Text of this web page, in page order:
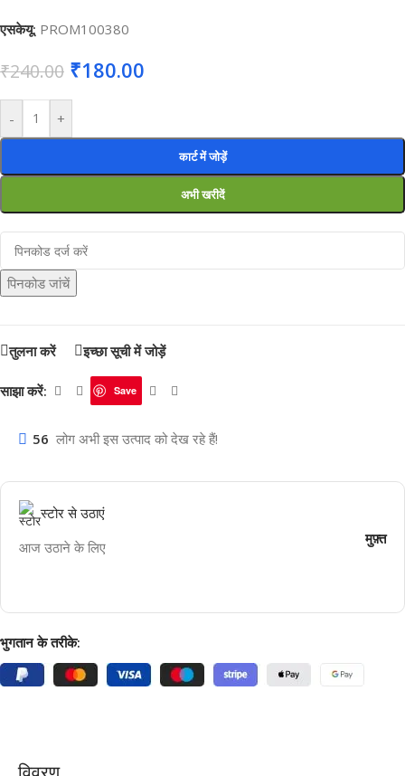
एसकेयू: PROM100380
₹240.00 ₹180.00
- +
कार्ट में जोड़ें
अभी खरीदें
पिनकोड जांचें
तुलना करें इच्छा सूची में जोड़ें
साझा करें: Save
56 लोग अभी इस उत्पाद को देख रहे हैं!
स्टोर से उठाएं
आज उठाने के लिए मुफ़्त
भुगतान के तरीके: